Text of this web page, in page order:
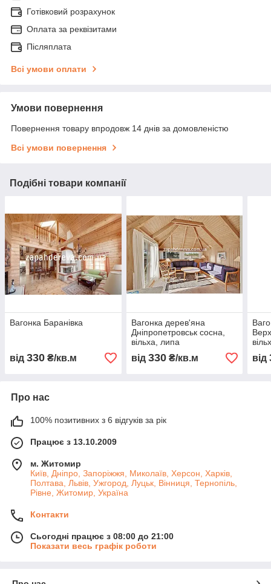
Готівковий розрахунок
Оплата за реквізитами
Післяплата
Всі умови оплати
Умови повернення
Повернення товару впродовж 14 днів за домовленістю
Всі умови повернення
Подібні товари компанії
Вагонка Баранівка
від 330 ₴/кв.м
Вагонка дерев'яна
Дніпропетровськ сосна,
вільха, липа
від 330₴/кв.м від
Про нас
100% позитивних з 6 відгуків за рік
Працює з 13.10.2009
м. Житомир
Київ, Дніпро, Запоріжжя, Миколаїв, Херсон, Харків,
Полтава, Львів, Ужгород, Луцьк, Вінниця, Тернопіль,
Рівне, Житомир, Україна
Контакти
Сьогодні працює з 08:00 до 21:00
Показати весь графік роботи